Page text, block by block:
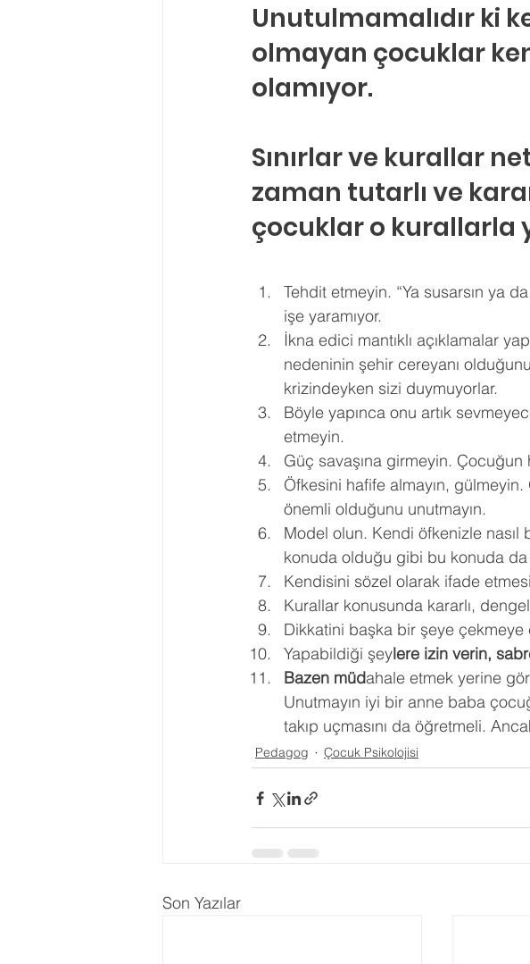
Unutulmamalıdır ki
olmayan çocuklar
olamıyor.
Sınırlar ve kurallar
zaman tutarlı ve
çocuklar o kurallarla
Tehdit etmeyin. “Ya susarsın ya
işe yaramıyor.
İkna edici mantıklı açıklamalar
nedeninin şehir cereyanı
krizindeyken sizi duymuyorlar.
Böyle yapınca onu artık
etmeyin.
Güç savaşına girmeyin. Çocuğun
Öfkesini hafife almayın,
önemli olduğunu unutmayın.
Model olun. Kendi öfkenizle nasıl
konuda olduğu gibi bu konuda da
Kendisini sözel olarak ifade
Kurallar konusunda kararlı,
Dikkatini başka bir şeye çekmeye
Yapabildiği şeylere izin verin,
Bazen müdahale etmek yerine
Unutmayın iyi bir anne baba
takıp uçmasını da öğretmeli.
Pedagog Çocuk Psikolojisi
Son Yazılar